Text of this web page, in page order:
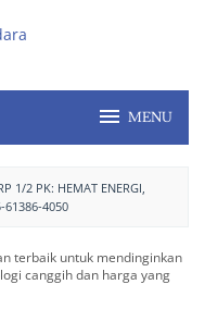
MENU
1/2 PK: HEMAT ENERGI,
61386-4050